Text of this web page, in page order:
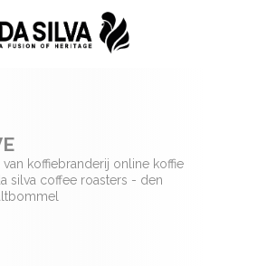
van koffiebranderij online koffie
silva coffee roasters - den